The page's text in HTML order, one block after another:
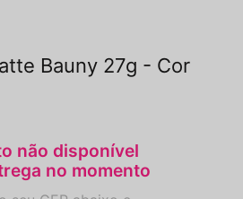
Bauny 27g - Cor